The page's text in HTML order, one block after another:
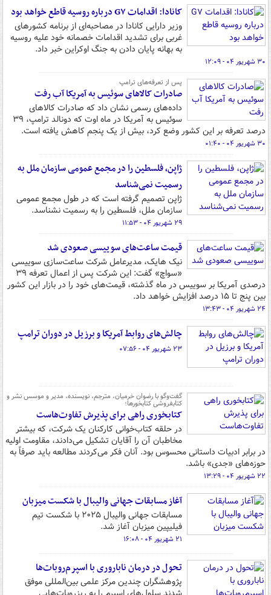
کانادا: اقدامات G۷ درباره روسیه قاطع خواهد بود
وزیر دارایی کانادا در مصاحبه‌ای از برنامه کشورهای
غربی برای تشدید اقدامات خصمانه خود علیه روسیه
به بهانه پایان دادن به جنگ اوکراین خبر داد.
۳۰ شهریور ۰۴ - ۱۲:۰۹
پس از تعرفه‌های ترامپ
صادرات کالاهای سوئیس به آمریکا آب رفت
داده‌های رسمی نشان داد که صادرات کالاهای
سوئیس به آمریکا در ماه اوت که دونالد ترامپ، ۳۹
درصد تعرفه بر این کشور وضع کرد، بیش از یک پنجم کاهش یافته است.
۳۰ شهریور ۰۴ - ۰۱:۴۰
ژاپن، فلسطین را در مجمع عمومی سازمان ملل به
رسمیت نمی‌شناسد
ژاپن تصمیم گرفته است که در طول مجمع عمومی
سازمان ملل، فلسطین را به رسمیت نشناسد.
۲۹ شهریور ۰۴ - ۱۱:۵۳
قیمت ساعت‌های سوییسی صعودی شد
نیک هایک، مدیرعامل شرکت ساعت‌سازی سوییسی
«سواچ» گفت: این شرکت پس از اعمال تعرفه ۳۹
درصدی آمریکا بر سوییس در ماه گذشته، قیمت‌های خود را در بازار این کشور
بین پنج تا ۱۵ درصد افزایش خواهد داد.
۲۴ شهریور ۰۴ - ۱۳:۴۳
چالش‌های روابط آمریکا و برزیل در دوران ترامپ
۲۳ شهریور ۰۴ - ۰۷:۵۶
گفت‌وگو با رضوان خرمیان، مترجم، نویسنده، مدیر و موسس نشر و
کتابفروشی کتابخورها؛
کتابخوری راهی برای پذیرش تفاوت‌هاست
در حلقه کتاب‌خوانی کارکنان یک شرکت، که بیشتر
مخاطبان آن را آقایان تشکیل می‌دادند، مقاومت اولیه
در برابر ادبیات داستانی محسوس بود. آنان فکر می‌کردند مطالعه باید صرفاً به
حوزه‌های «جدی» باشد.
۲۲ شهریور ۰۴ - ۱۳:۲۹
آغاز مسابقات جهانی والیبال با شکست میزبان
مسابقات جهانی والیبال ۲۰۲۵ با شکست تیم
فیلیپین میزبان آغاز شد.
۲۱ شهریور ۰۴ - ۱۶:۰۸
تحول در درمان ناباروری با اسپرم‌روبات‌ها
پژوهشگران چندین مرکز علمی بین‌المللی موفق